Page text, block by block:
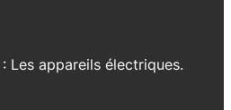
Les appareils électriques.